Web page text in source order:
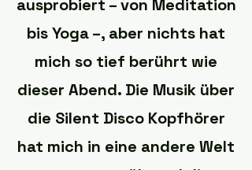
ausprobiert – von Meditation
bis Yoga –, aber nichts hat
mich so tief berührt wie
dieser Abend. Die Musik über
die Silent Disco Kopfhörer
hat mich in eine andere Welt